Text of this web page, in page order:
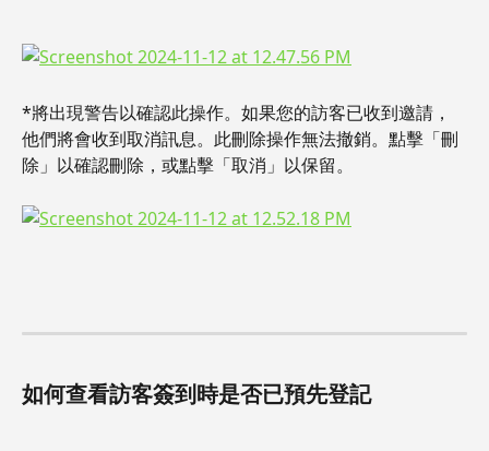
*將出現警告以確認此操作。如果您的訪客已收到邀請，
他們將會收到取消訊息。此刪除操作無法撤銷。點擊「刪
除」以確認刪除，或點擊「取消」以保留。
如何查看訪客簽到時是否已預先登記